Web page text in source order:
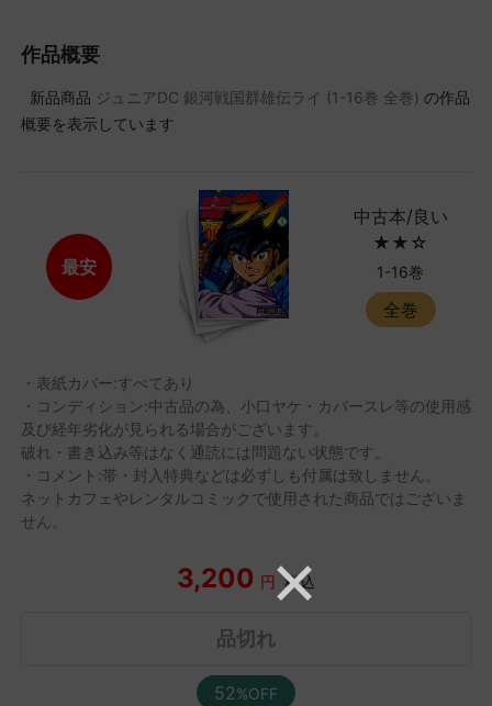
作品概要
新品商品 ジュニアDC 銀河戦国群雄伝ライ (1-16巻 全巻) の作品
概要を表示しています
最安
中古本/良い
★★☆
1-16巻
全巻
・表紙カバー:すべてあり
・コンディション:中古品の為、小口ヤケ・カバースレ等の使用感
及び経年劣化が見られる場合がございます。
破れ・書き込み等はなく通読には問題ない状態です。
・コメント:帯・封入特典などは必ずしも付属は致しません。
ネットカフェやレンタルコミックで使用された商品ではございま
せん。
3,200 円 税込
品切れ
52%OFF